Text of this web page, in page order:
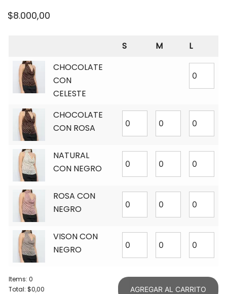
$8.000,00
S M
L
CHOCOLATE
CON
CELESTE
CHOCOLATE
CON ROSA
NATURAL
CON NEGRO
ROSA CON
NEGRO
VISON CON
NEGRO
Items: 0
Total: $0,00 AGREGAR AL CARRITO